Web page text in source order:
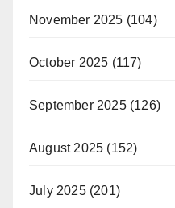
November 2025 (104)
October 2025 (117)
September 2025(126)
August 2025 (152)
July 2025(201)